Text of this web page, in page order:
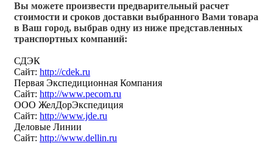
Вы можете произвести предварительный расчет
стоимости и сроков доставки выбранного Вами товара
в Ваш город, выбрав одну из ниже представленных
транспортных компаний:
СДЭК
Сайт: http://cdek.ru
Первая Экспедиционная Компания
Сайт: http://www.pecom.ru
ООО ЖелДорЭкспедиция
Сайт: http://www.jde.ru
Деловые Линии
Сайт: http://www.dellin.ru